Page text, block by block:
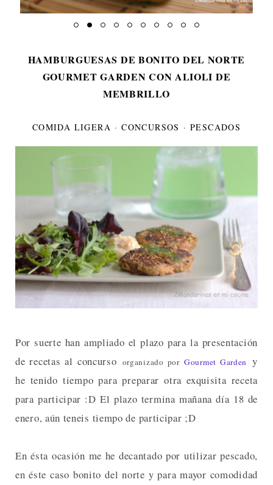
HAMBURGUESAS DE BONITO DEL NORTE
GOURMET GARDEN CON ALIOLI DE
MEMBRILLO
COMIDA LIGERA ·CONCURSOS · PESCADOS
Por suerte han ampliado el plazo para la presentación
de recetas al concurso organizado por Gourmet Garden
y
he tenido tiempo para preparar otra exquisita receta
para participar :D El plazo termina mañana día 18 de
enero, aún teneis tiempo de participar ;D
En ésta ocasión me he decantado por utilizar pescado,
en éste caso bonito del norte y para mayor comodidad